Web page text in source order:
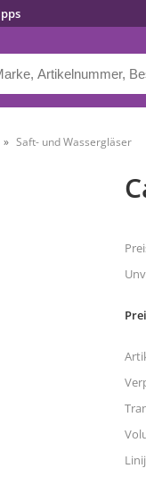
Saft- und Wassergläser